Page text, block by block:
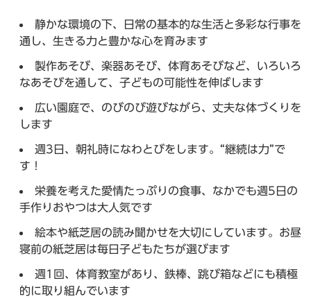
静かな環境の下、日常の基本的な生活と多彩な行事を
通し、生きる力と豊かな心を育みます
製作あそび、楽器あそび、体育あそびなど、いろいろ
なあそびを通して、子どもの可能性を伸ばします
広い園庭で、のびのび遊びながら、丈夫な体づくりを
します
週3日、朝礼時になわとびをします。“継続は力”で
す！
栄養を考えた愛情たっぷりの食事、なかでも週5日の
手作りおやつは大人気です
絵本や紙芝居の読み聞かせを大切にしています。お昼
寝前の紙芝居は毎日子どもたちが選びます
週1回、体育教室があり、鉄棒、跳び箱などにも積極
的に取り組んでいます